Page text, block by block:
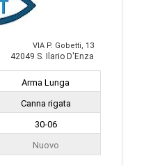
VIA P. Gobetti, 13
42049 S. Ilario D'Enza
Arma Lunga
Canna rigata
30-06
Nuovo